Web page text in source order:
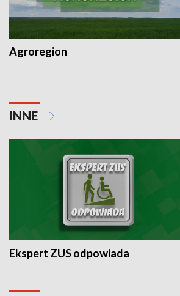
Agroregion
INNE
Ekspert ZUS odpowiada